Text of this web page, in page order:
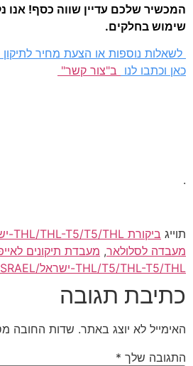
המכשיר שלכם עדיין שווה כסף! אנו
שימוש בחלקים.
לשאלות נוספות או הצעת מחיר
כאן וכתבו לנו ב"צור קשר"
.
תוייג ביקורת THL/THL-T5/T5/THL-ישראל/THL-ISRAEL
מעבדה לסלולאר, מעבדת תיקונים
THL/T5/THL-T5/THL-ישראל/THL-ISRAEL
כתיבת תגובה
האימייל לא יוצג באתר. שדות החובה
התגובה שלך *